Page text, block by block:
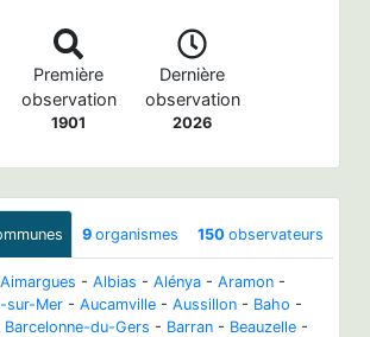
Première
observation
1901
Dernière
observation
2026
9 organismes 150 observateurs
Aimargues - Albias - Alénya - Aramon -
sur-Mer - Aucamville - Aussillon - Baho -
Barcelonne-du-Gers - Barran - Beauzelle -